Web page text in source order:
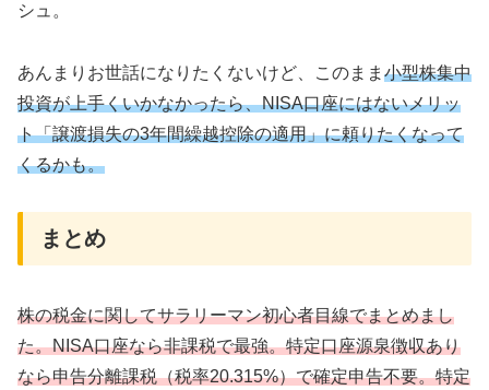
シュ。
あんまりお世話になりたくないけど、このまま 小型株集中
投資が上手くいかなかったら、NISA口座にはないメリッ
ト「譲渡損失の3年間繰越控除の適用」に頼りたくなって
くるかも。
まとめ
株の税金に関してサラリーマン初心者目線でまとめまし
た。NISA口座なら非課税で最強。特定口座源泉徴収あり
なら申告分離課税（税率20.315%）で確定申告不要。特定